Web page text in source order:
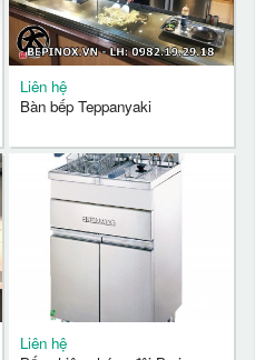
Liên hệ
Bàn bếp Teppanyaki
Liên hệ